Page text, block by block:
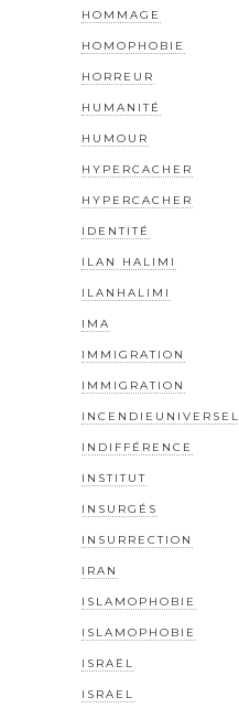
HOMMAGE
HOMOPHOBIE
HORREUR
HUMANITÉ
HUMOUR
HYPERCACHER
HYPERCACHER
IDENTITÉ
ILAN HALIMI
ILANHALIMI
IMA
IMMIGRATION
IMMIGRATION
INCENDIEUNIVERSEL
INDIFFÉRENCE
INSTITUT
INSURGÉS
INSURRECTION
IRAN
ISLAMOPHOBIE
ISLAMOPHOBIE
ISRAËL
ISRAEL